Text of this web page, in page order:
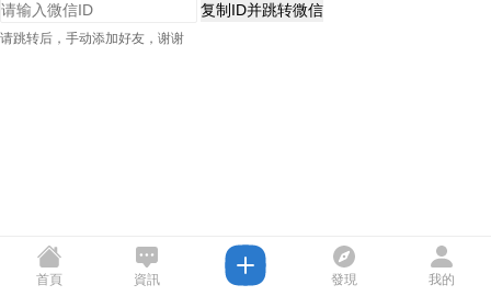
复制ID并跳转微信
请跳转后，手动添加好友，谢谢
首頁 資訊 發現 我的